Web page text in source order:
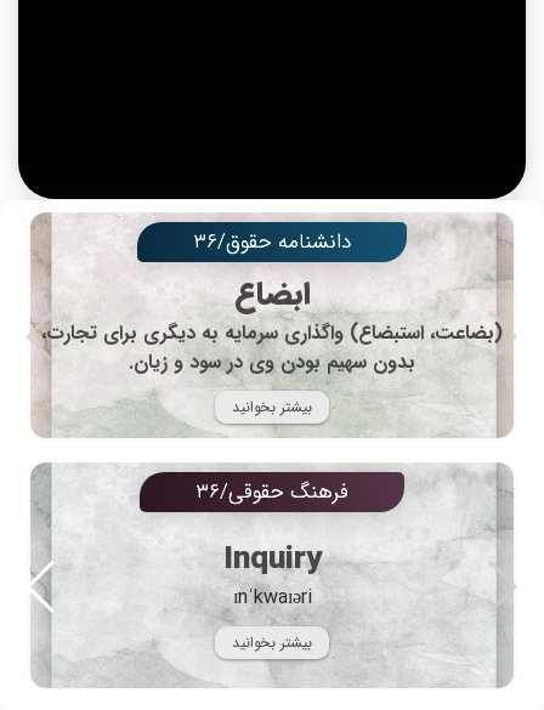
دانشنامه حقوق/۳۶
ابضاع
(بضاعت، استبضاع) واگذاری سرمایه به دیگری برای تجارت،
بدون سهیم بودن وی در سود و زیان.
بیشتر بخوانید
فرهنگ حقوقی/۳۶
Inquiry
ɪnˈkwaɪəri
بیشتر بخوانید